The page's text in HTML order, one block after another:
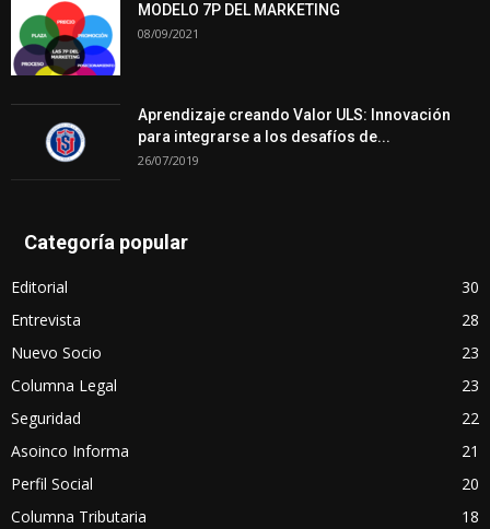
MODELO 7P DEL MARKETING
08/09/2021
Aprendizaje creando Valor ULS: Innovación
para integrarse a los desafíos de...
26/07/2019
Categoría popular
Editorial
30
Entrevista
28
Nuevo Socio
23
Columna Legal
23
Seguridad
22
Asoinco Informa
21
Perfil Social
20
Columna Tributaria
18